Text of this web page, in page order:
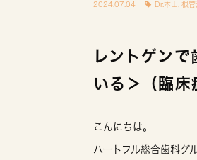
2024.07.04 Dr.本山 根管
レントゲン
いる＞（臨床
こんにちは。
ハートフル総合歯科グ